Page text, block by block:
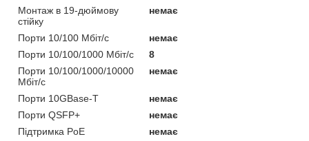
Монтаж в 19-дюймову
стійку
немає
Порти 10/100 Мбіт/с
немає
Порти 10/100/1000 Мбіт/с
8
Порти 10/100/1000/10000
Мбіт/с
немає
Порти 10GBase-T
немає
Порти QSFP+
немає
Підтримка PoE
немає